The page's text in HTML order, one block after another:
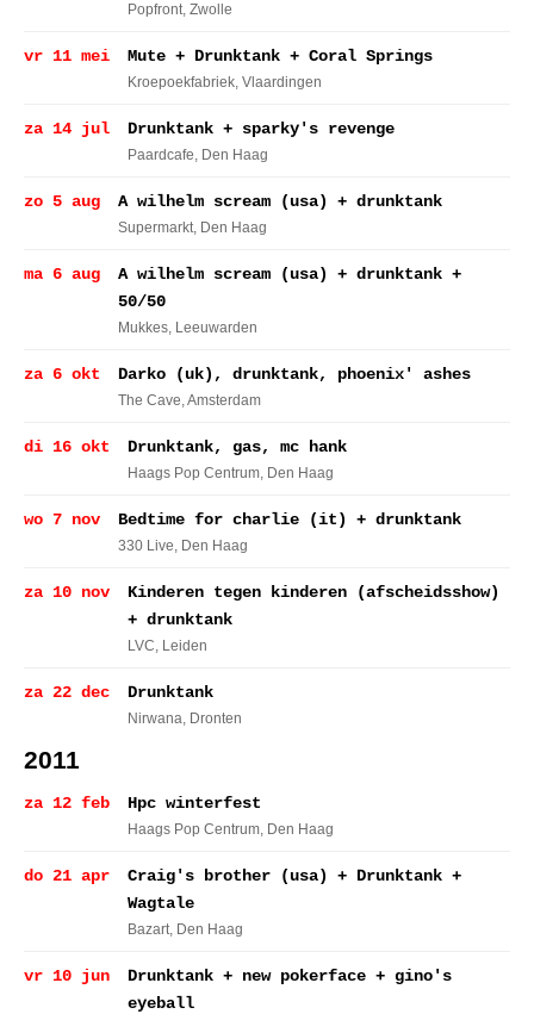
Popfront, Zwolle
vr 11 mei Mute + Drunktank + Coral Springs
Kroepoekfabriek, Vlaardingen
za 14 jul Drunktank + sparky's revenge
Paardcafe, Den Haag
zo 5 aug A wilhelm scream (usa) + drunktank
Supermarkt, Den Haag
ma 6 aug
A wilhelm scream (usa) + drunktank +
50/50
Mukkes, Leeuwarden
za 6 okt Darko (uk), drunktank, phoenix' ashes
The Cave, Amsterdam
di 16 okt Drunktank, gas, mc hank
Haags Pop Centrum, Den Haag
wo 7 nov Bedtime for charlie (it) + drunktank
330 Live, Den Haag
za 10 nov
Kinderen tegen kinderen (afscheidsshow)
+ drunktank
LVC, Leiden
za 22 dec Drunktank
Nirwana, Dronten
2011
za 12 feb Hpc winterfest
Haags Pop Centrum, Den Haag
do 21 apr
Craig's brother (usa) + Drunktank +
Wagtale
Bazart, Den Haag
vr 10 jun
Drunktank + new pokerface + gino's
eyeball